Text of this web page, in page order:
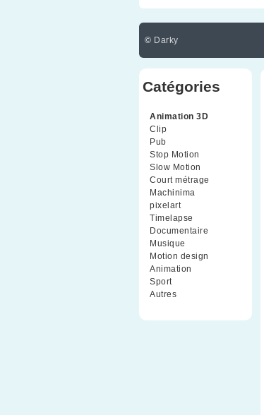
© Darky
Catégories
Animation 3D
Clip
Pub
Stop Motion
Slow Motion
Court métrage
Machinima
pixelart(10)
Timelapse
Documentaire
Musique
Motion design
Animation
Sport(2)
Autres